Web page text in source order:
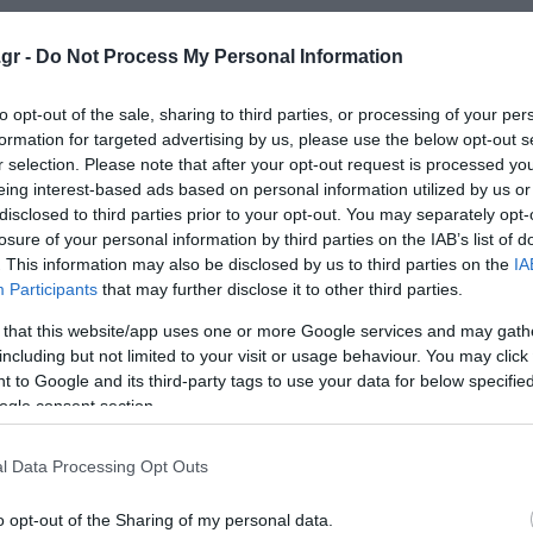
- Do Not Process My Personal Information
opt-out of the sale, sharing to third parties, or processing of your
for targeted advertising by us, please use the below opt-out
selection. Please note that after your opt-out request is processed
interest-based ads based on personal information utilized by us
to third parties prior to your opt-out. You may separately
of your personal information by third parties on the IAB’s list of
This information may also be disclosed by us to third parties on the
Participants that may further disclose it to other third parties.
that this website/app uses one or more Google services and may
but not limited to your visit or usage behaviour. You may
to Google and its third-party tags to use your data for below
consent section.
Data Processing Opt Outs
opt-out of the Sharing of my personal data.
τις ειρηνευτικές προσπάθειες Τραμπ
πως ευρωπαϊκές δυνάμεις παρακωλύουν τις
στην Ουκρανία και ότι η Ρωσία θα συνεχίσει τις
να δει πραγματικές ενδείξεις ότι το Κίεβο είναι
δήλωσε σε δημοσιογράφους ρωσικών κρατικών μέσων
να εμποδίζει τις αμερικανικές και ρωσικές
και διπλωματικά μέσα», υπογράμμισε ο Πεσκόφ.
την πλευρά του Κιέβου σε αυτό. Επομένως, θα